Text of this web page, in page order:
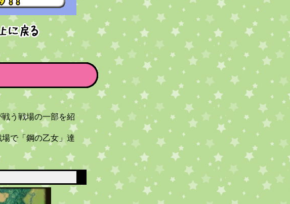
う戦場の一部を紹
で「鋼の乙女」達